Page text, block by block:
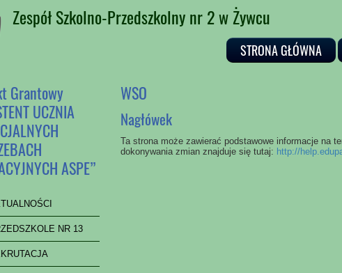
Zespół Szkolno-Przedszkolny nr 2 w Żywcu
STRONA GŁÓWNA
Grantowy
UCZNIA
ASPE”
NR 13
WSO
Nagłówek
Ta strona może zawierać podstawowe informacje na
dokonywania zmian znajduje się tutaj: http://